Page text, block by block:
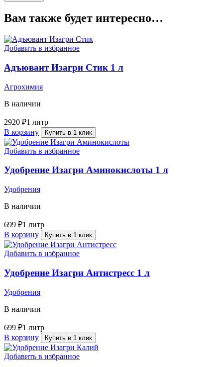
Вам также будет интересно…
Добавить в избранное
Адъювант Изагри Стик 1 л
Агрохимия
В наличии
2920 ₽1 литр
В корзину
Купить в 1 клик
Добавить в избранное
Удобрение Изагри Аминокислоты 1 л
Удобрения
В наличии
699 ₽1 литр
В корзину
Купить в 1 клик
Добавить в избранное
Удобрение Изагри Антистресс 1 л
Удобрения
В наличии
699 ₽1 литр
В корзину
Купить в 1 клик
Добавить в избранное